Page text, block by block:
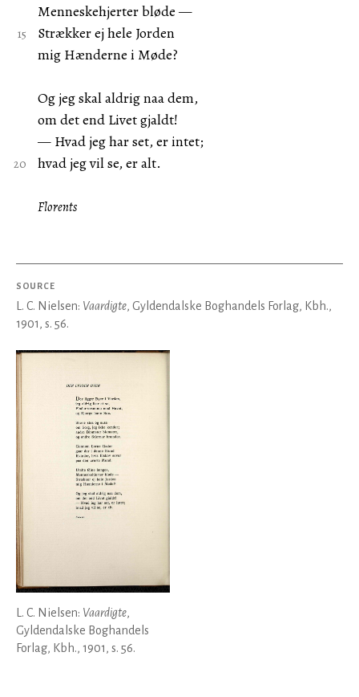
Menneskehjerter bløde —
Strækker ej hele Jorden
mig Hænderne i Møde?
Og jeg skal aldrig naa dem,
om det end Livet gjaldt!
— Hvad jeg har set, er intet;
hvad jeg vil se, er alt.
Florents
SOURCE
L. C. Nielsen: Vaardigte, Gyldendalske Boghandels Forlag, Kbh.,
1901, s. 56.
L. C. Nielsen: Vaardigte,
Gyldendalske Boghandels
Forlag, Kbh., 1901, s. 56.